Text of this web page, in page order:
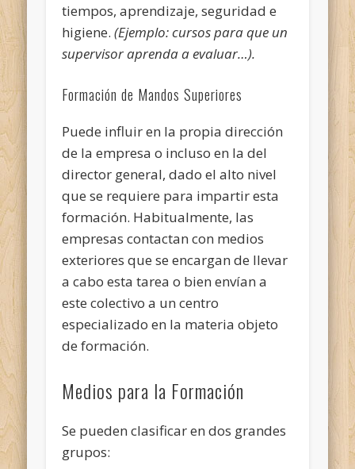
tiempos, aprendizaje, seguridad e
higiene.(Ejemplo: cursos para que un
supervisor aprenda a evaluar…).
Formación de Mandos Superiores
Puede influir en la propia dirección
de la empresa o incluso en la del
director general, dado el alto nivel
que se requiere para impartir esta
formación. Habitualmente, las
empresas contactan con medios
exteriores que se encargan de llevar
a cabo esta tarea o bien envían a
este colectivo a un centro
especializado en la materia objeto
de formación.
Medios para la Formación
Se pueden clasificar en dos grandes
grupos: